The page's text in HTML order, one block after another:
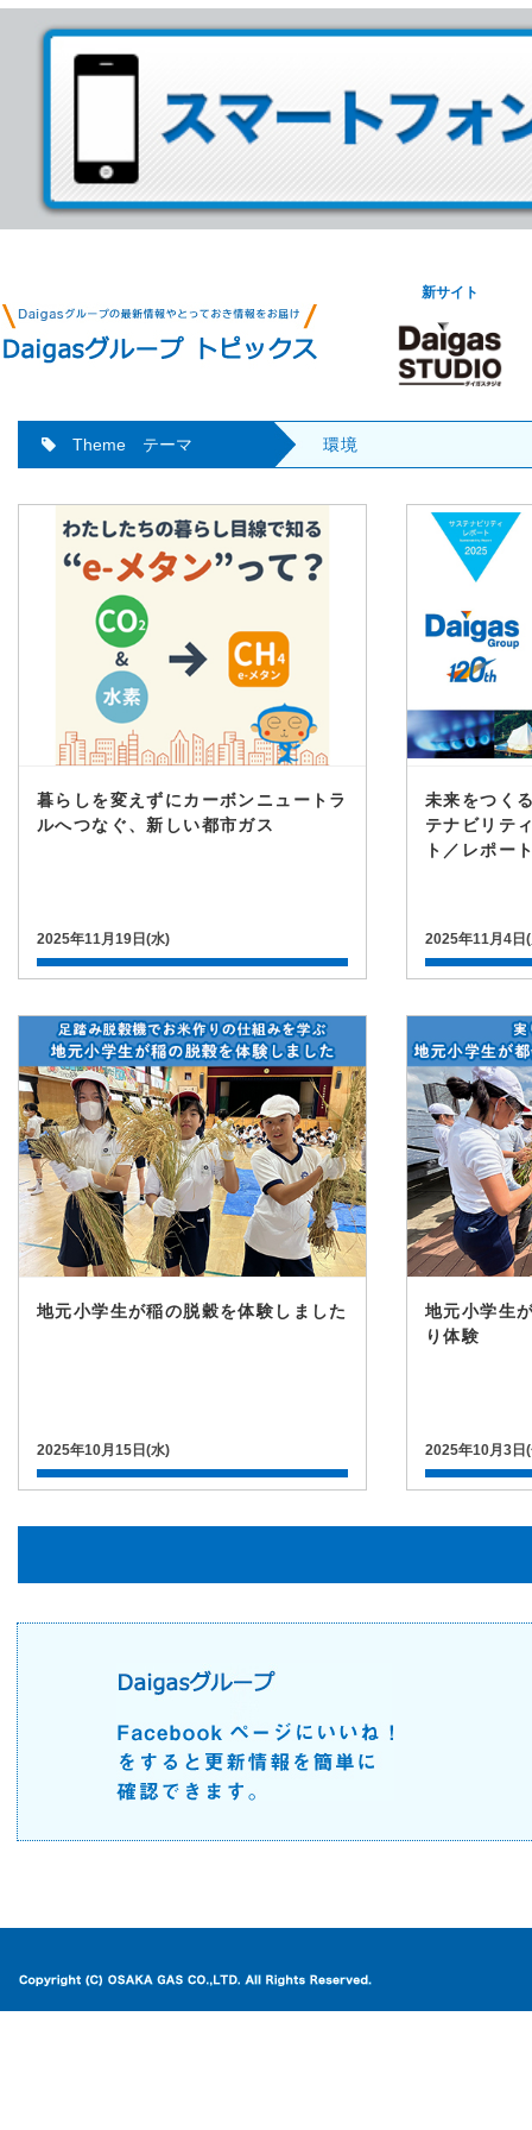
新サイト
Theme テーマ 環境
暮らしを変えずにカーボンニュートラ
ルへつなぐ、新しい都市ガス
2025年11月19日(水)
未来をつく
テナビリテ
ト／レポー
2025年11月4日
地元小学生が稲の脱穀を体験しました
2025年10月15日(水)
地元小学生
り体験
2025年10月3日